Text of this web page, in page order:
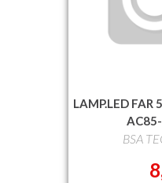
LAMP.LED FAR
BSA